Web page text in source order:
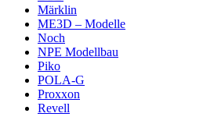
Märklin
ME3D – Modelle
Noch
NPE Modellbau
Piko
POLA-G
Proxxon
Revell